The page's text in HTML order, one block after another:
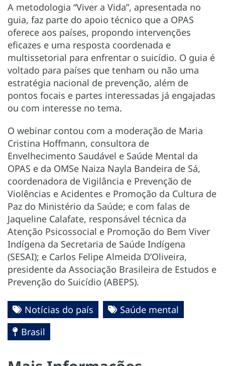
A metodologia “Viver a Vida”, apresentada no
guia, faz parte do apoio técnico que a OPAS
oferece aos países, propondo intervenções
eficazes e uma resposta coordenada e
multissetorial para enfrentar o suicídio. O guia é
voltado para países que tenham ou não uma
estratégia nacional de prevenção, além de
pontos focais e partes interessadas já engajadas
ou com interesse no tema.
O webinar contou com a moderação de Maria
Cristina Hoffmann, consultora de
Envelhecimento Saudável e Saúde Mental da
OPAS e da OMSe Naiza Nayla Bandeira de Sá,
coordenadora de Vigilância e Prevenção de
Violências e Acidentes e Promoção da Cultura de
Paz do Ministério da Saúde; e com falas de
Jaqueline Calafate, responsável técnica da
Atenção Psicossocial e Promoção do Bem Viver
Indígena da Secretaria de Saúde Indígena
(SESAI); e Carlos Felipe Almeida D’Oliveira,
presidente da Associação Brasileira de Estudos e
Prevenção do Suicídio (ABEPS).
Notícias do país
Saúde mental
Brasil